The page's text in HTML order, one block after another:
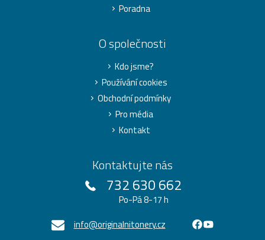
Poradna
O společnosti
Kdo jsme?
Používání cookies
Obchodní podmínky
Pro média
Kontakt
Kontaktujte nás
732 630 662
Po-Pá 8-17 h
info@originalnitonery.cz